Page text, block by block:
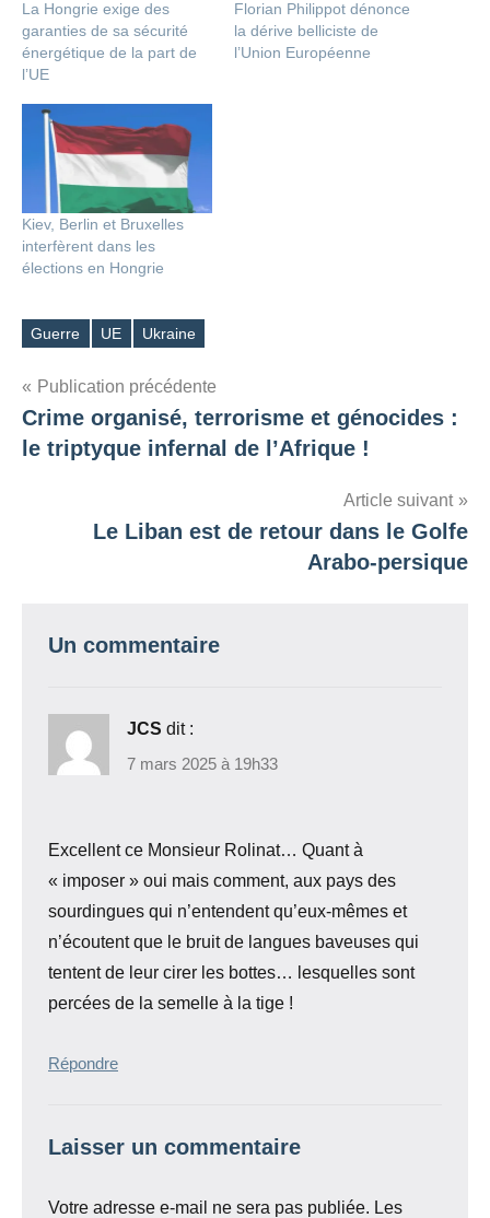
La Hongrie exige des
garanties de sa sécurité
énergétique de la part de
l’UE
Florian Philippot dénonce
la dérive belliciste de
l’Union Européenne
Kiev, Berlin et Bruxelles
interfèrent dans les
élections en Hongrie
Étiquettes
Guerre UE Ukraine
Navigation
de
Publication précédente
Crime organisé, terrorisme et génocides :
le triptyque infernal de l’Afrique !
Article suivant
Le Liban est de retour dans le Golfe
Arabo-persique
Un commentaire
JCS dit :
7 mars 2025 à 19h33
Excellent ce Monsieur Rolinat… Quant à
« imposer » oui mais comment, aux pays des
sourdingues qui n’entendent qu’eux-mêmes et
n’écoutent que le bruit de langues baveuses qui
tentent de leur cirer les bottes… lesquelles sont
percées de la semelle à la tige !
Répondre
Laisser un commentaire
Votre adresse e-mail ne sera pas publiée. Les